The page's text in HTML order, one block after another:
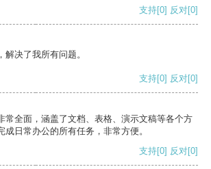
支持[0] 反对[0]
决了我所有问题。
支持[0] 反对[0]
常全面，涵盖了文档、表格、演示文稿等各个方
日常办公的所有任务，非常方便。
支持[0] 反对[0]